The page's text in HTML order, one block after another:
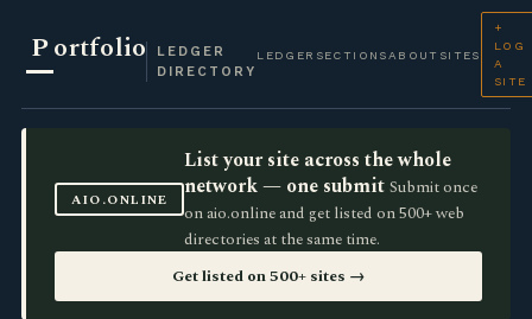
Portfolio
LEDGER
DIRECTORY
LEDGER SECTIONS ABOUT SITES
+
LOG
A
SITE
AIO.ONLINE
List your site across the whole
network — one submit Submit once
on aio.online and get listed on 500+ web
directories at the same time.
Get listed on 500+ sites →